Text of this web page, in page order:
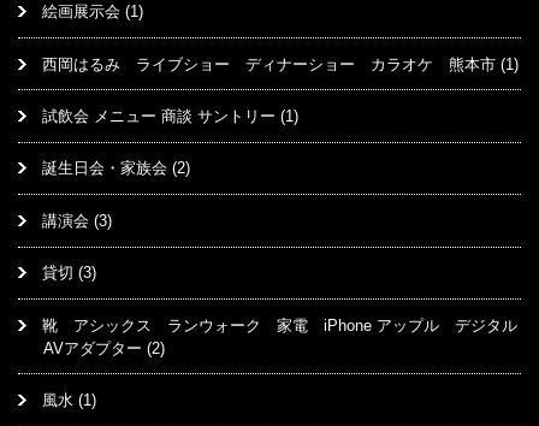
絵画展示会 (1)
西岡はるみ ライブショー ディナーショー カラオケ 熊本市 (1)
試飲会 メニュー 商談 サントリー (1)
誕生日会・家族会 (2)
講演会 (3)
貸切 (3)
靴 アシックス ランウォーク 家電 iPhone アップル デジタル
AVアダプター (2)
風水 (1)